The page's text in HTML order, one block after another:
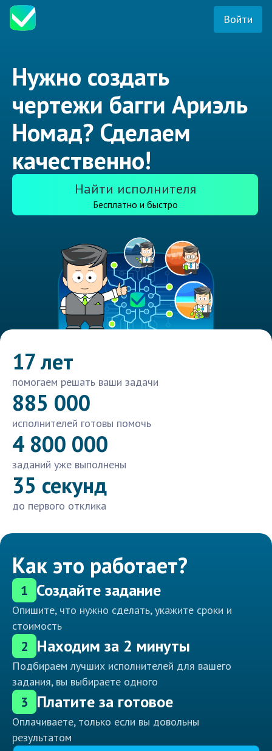
Войти
Нужно создать
чертежи багги Ариэль
Номад? Сделаем
качественно!
Найти исполнителя
Бесплатно и быстро
17 лет
помогаем решать ваши задачи
885 000
исполнителей готовы помочь
4 800 000
заданий уже выполнены
35 секунд
до первого отклика
Как это работает?
1 Создайте задание
Опишите, что нужно сделать, укажите сроки и
стоимость
2 Находим за 2 минуты
Подбираем лучших исполнителей для вашего
задания, вы выбираете одного
3 Платите за готовое
Оплачиваете, только если вы довольны
результатом